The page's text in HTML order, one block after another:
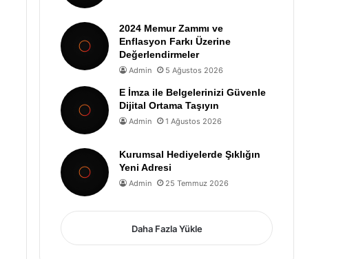
2024 Memur Zammı ve
Enflasyon Farkı Üzerine
Değerlendirmeler
Admin 5 Ağustos 2026
E İmza ile Belgelerinizi Güvenle
Dijital Ortama Taşıyın
Admin 1 Ağustos 2026
Kurumsal Hediyelerde Şıklığın
Yeni Adresi
Admin 25 Temmuz 2026
Daha Fazla Yükle